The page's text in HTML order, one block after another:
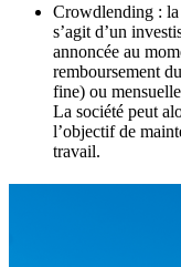
Crowdlending : la
s’agit d’un
annoncée au
remboursement
fine) ou
La société peut
l’objectif de
travail.